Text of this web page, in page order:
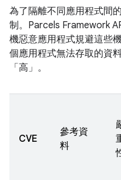
為了隔離不同應用程式間
制。Parcels Framework
機惡意應用程式規避這些
個應用程式無法存取的資
「高」。
CVE
參考資
料